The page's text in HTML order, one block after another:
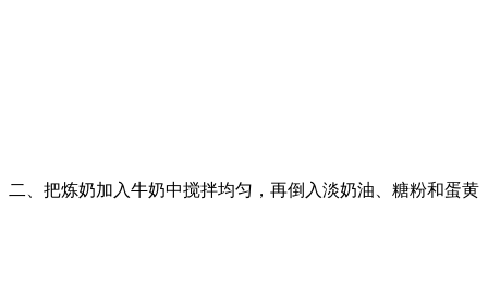
二、把炼奶加入牛奶中搅拌均匀，再倒入淡奶油、糖粉和蛋黄